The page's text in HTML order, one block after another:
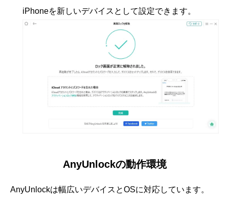
iPhoneを新しいデバイスとして設定できます。
AnyUnlockの動作環境
AnyUnlockは幅広いデバイスとOSに対応しています。